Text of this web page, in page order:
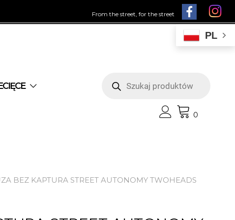
From the street, for the street
PL
produktów
0
BEZ KAPTURA STREET AUTONOMY TWOHEADS